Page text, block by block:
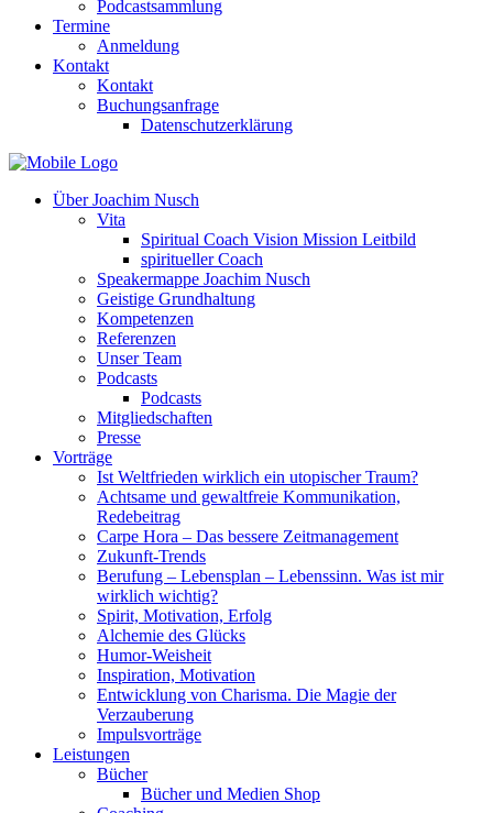
Podcastsammlung
Termine
Anmeldung
Kontakt
Kontakt
Buchungsanfrage
Datenschutzerklärung
Über Joachim Nusch
Vita
Spiritual Coach Vision Mission Leitbild
spiritueller Coach
Speakermappe Joachim Nusch
Geistige Grundhaltung
Kompetenzen
Referenzen
Unser Team
Podcasts
Podcasts
Mitgliedschaften
Presse
Vorträge
Ist Weltfrieden wirklich ein utopischer Traum?
Achtsame und gewaltfreie Kommunikation,
Redebeitrag
Carpe Hora – Das bessere Zeitmanagement
Zukunft-Trends
Berufung – Lebensplan – Lebenssinn. Was ist mir
wirklich wichtig?
Spirit, Motivation, Erfolg
Alchemie des Glücks
Humor-Weisheit
Inspiration, Motivation
Entwicklung von Charisma. Die Magie der
Verzauberung
Impulsvorträge
Leistungen
Bücher
Bücher und Medien Shop